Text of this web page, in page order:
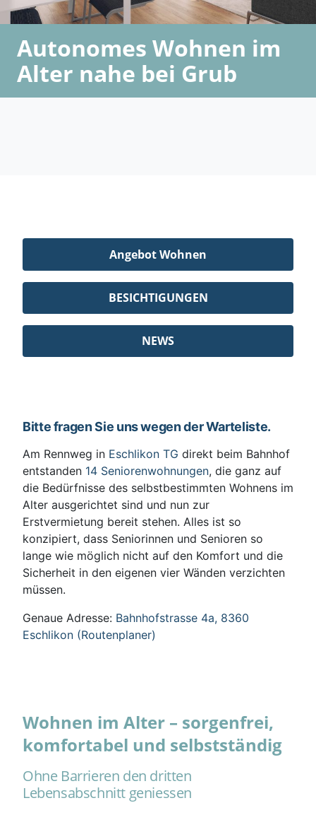
Autonomes Wohnen im
Alter nahe bei Grub
Angebot Wohnen
BESICHTIGUNGEN
NEWS
Bitte fragen Sie uns wegen der Warteliste.
Am Rennweg in Eschlikon TG direkt beim Bahnhof
entstanden 14 Seniorenwohnungen, die ganz auf
die Bedürfnisse des selbstbestimmten Wohnens im
Alter ausgerichtet sind und nun zur
Erstvermietung bereit stehen. Alles ist so
konzipiert, dass Seniorinnen und Senioren so
lange wie möglich nicht auf den Komfort und die
Sicherheit in den eigenen vier Wänden verzichten
müssen.
Genaue Adresse: Bahnhofstrasse 4a, 8360
Eschlikon (Routenplaner)
Wohnen im Alter – sorgenfrei,
komfortabel und selbstständig
Ohne Barrieren den dritten
Lebensabschnitt geniessen